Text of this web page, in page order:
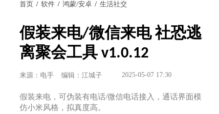
首页 软件 鸿蒙/安卓 生活社交
假装来电/微信来电 社恐逃
离聚会工具 v1.0.12
来源：电手 编辑：江城子 2025-05-07 17:30
假装来电，可伪装有电话/微信电话接入，通话界面模
仿小米风格，拟真度高。